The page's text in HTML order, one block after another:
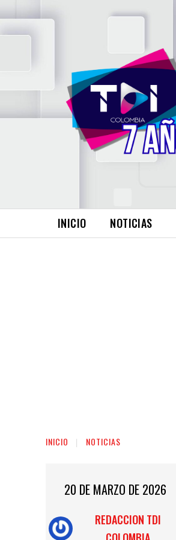
INICIO NOTICIAS
INICIO NOTICIAS
20 DE MARZO DE 2026
REDACCION TDI